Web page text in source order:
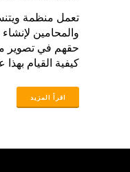
تعمل منظمة
والمحامين
حقهم في تصوير
كيفية القيام